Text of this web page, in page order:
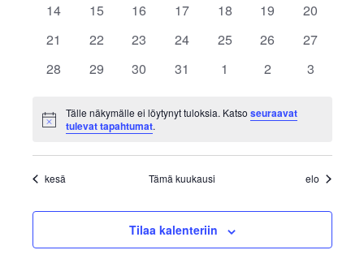
0
14
0
15
0
16
0
17
0
18
0
19
0
20
0
21
0
22
0
23
0
24
0
25
0
26
0
27
0
28
0
29
0
30
0
31
0
1
0
2
0
3
Notice
Tälle näkymälle ei löytynyt tuloksia. Katso seuraavat
tulevat tapahtumat.
kesä Tämä kuukausi elo
Tilaa kalenteriin